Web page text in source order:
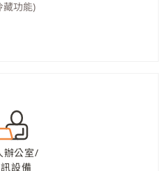
藏功能)
辦公室/
設備